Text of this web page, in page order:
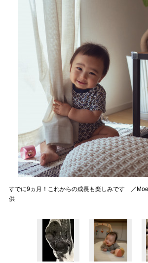
すでに9ヵ月！これからの成長も楽しみです ／
供